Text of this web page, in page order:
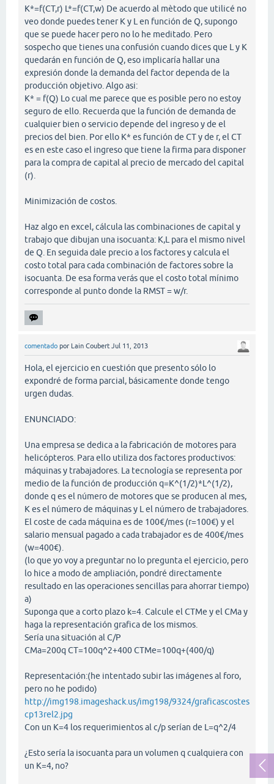
K*=f(CT,r) L*=f(CT,w) De acuerdo al mètodo que utilicé no
veo donde puedes tener K y L en función de Q, supongo
que se puede hacer pero no lo he meditado. Pero
sospecho que tienes una confusión cuando dices que L y K
quedarán en función de Q, eso implicaría hallar una
expresión donde la demanda del factor dependa de la
producción objetivo. Algo asi:
K* = f(Q) Lo cual me parece que es posible pero no estoy
seguro de ello. Recuerda que la función de demanda de
cualquier bien o servicio depende del ingreso y de el
precios del bien. Por ello K* es función de CT y de r, el CT
es en este caso el ingreso que tiene la firma para disponer
para la compra de capital al precio de mercado del capital
(r).
Minimización de costos.
Haz algo en excel, cálcula las combinaciones de capital y
trabajo que dibujan una isocuanta: K,L para el mismo nivel
de Q. En seguida dale precio a los factores y calcula el
costo total para cada combinación de factores sobre la
isocuanta. De esa forma verás que el costo total mínimo
corresponde al punto donde la RMST = w/r.
comentado por Lain Coubert Jul 11, 2013
Hola, el ejercicio en cuestión que presento sólo lo
expondré de forma parcial, básicamente donde tengo
urgen dudas.
ENUNCIADO:
Una empresa se dedica a la fabricación de motores para
helicópteros. Para ello utiliza dos factores productivos:
máquinas y trabajadores. La tecnología se representa por
medio de la función de producción q=K^(1/2)*L^(1/2),
donde q es el número de motores que se producen al mes,
K es el número de máquinas y L el número de trabajadores.
El coste de cada máquina es de 100€/mes (r=100€) y el
salario mensual pagado a cada trabajador es de 400€/mes
(w=400€).
(lo que yo voy a preguntar no lo pregunta el ejercicio, pero
lo hice a modo de ampliación, pondré directamente
resultado en las operaciones sencillas para ahorrar tiempo)
a)
Suponga que a corto plazo k=4. Calcule el CTMe y el CMa y
haga la representación grafica de los mismos.
Sería una situación al C/P
CMa=200q CT=100q^2+400 CTMe=100q+(400/q)
Representación:(he intentado subir las imágenes al foro,
pero no he podido)
http://img198.imageshack.us/img198/9324/graficascostes
cp13rel2.jpg
Con un K=4 los requerimientos al c/p serían de L=q^2/4
¿Esto sería la isocuanta para un volumen q cualquiera con
un K=4, no?